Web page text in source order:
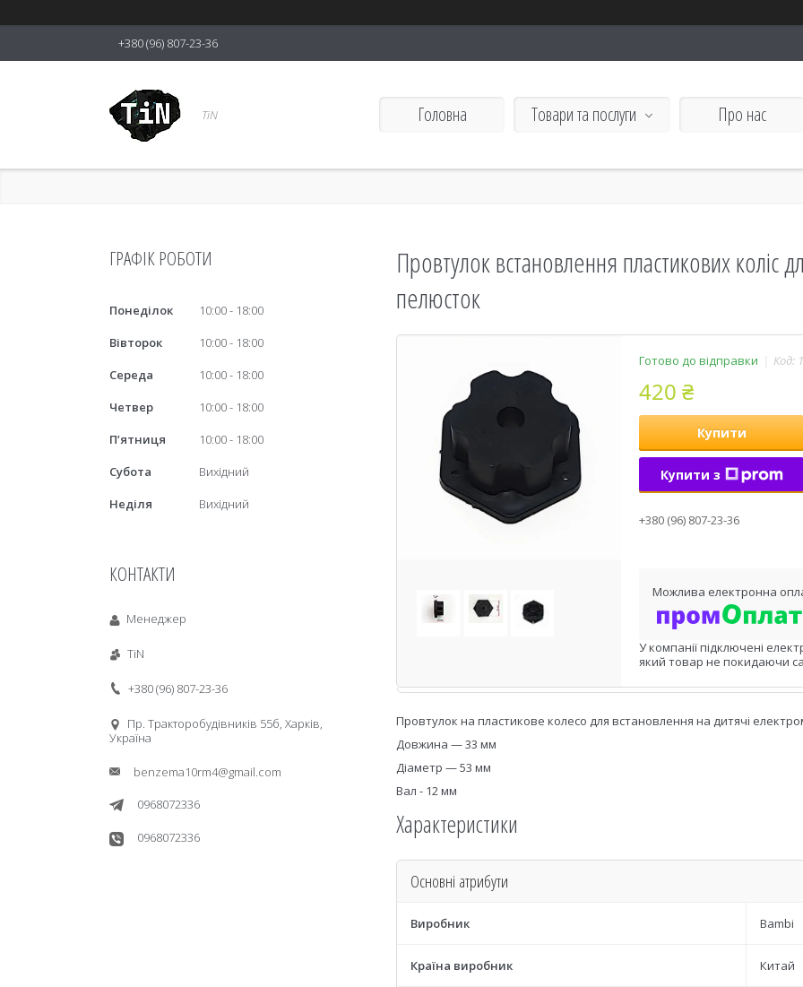
+380 (96) 807-23-36
TiN Головна Товари та послуги Про нас
Провтулок встановлення пластикових коліс
пелюсток
Готово до відправки Код:
420 ₴
Купити
Купити з
+380 (96) 807-23-36
У компанії підключені
який товар не покидаючи
Провтулок на пластикове колесо для встановлення на дитячі
Довжина — 33 мм
Діаметр — 53 мм
Вал - 12 мм
Характеристики
Основні атрибути
Виробник Bambi
Країна виробник Китай
ГРАФІК РОБОТИ
Понеділок 10:00
18:00
Вівторок
10:00
18:00
Середа
10:00
18:00
Четвер
10:00
18:00
Пʼятниця
10:00
18:00
Субота
Вихідний
Неділя
Вихідний
КОНТАКТИ
Менеджер
TiN
+380 (96) 807-23-36
Пр. Тракторобудiвникiв 55б, Харків,
Україна
benzema10rm4@gmail.com
0968072336
0968072336